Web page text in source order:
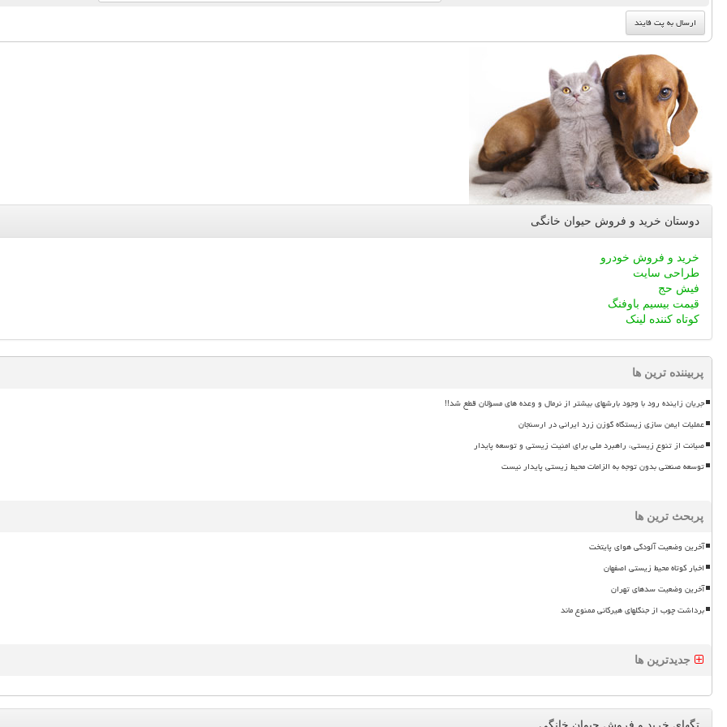
دوستان خرید و فروش حیوان خانگی
خرید و فروش خودرو
طراحی سایت
فیش حج
قیمت بیسیم باوفنگ
کوتاه کننده لینک
پربیننده ترین ها
جریان زاینده رود با وجود بارشهای بیشتر از نرمال و وعده های مسؤلان قطع شد!!
عملیات ایمن سازی زیستگاه گوزن زرد ایرانی در ارسنجان
صیانت از تنوع زیستی، راهبرد ملی برای امنیت زیستی و توسعه پایدار
توسعه صنعتی بدون توجه به الزامات محیط زیستی پایدار نیست
پربحث ترین ها
آخرین وضعیت آلودگی هوای پایتخت
اخبار کوتاه محیط زیستی اصفهان
آخرین وضعیت سدهای تهران
برداشت چوب از جنگلهای هیرکانی ممنوع ماند
جدیدترین ها